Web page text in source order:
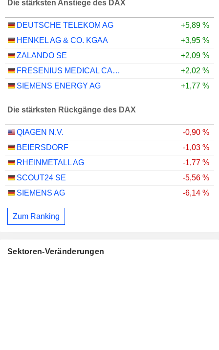
Die stärksten Anstiege des DAX
DEUTSCHE TELEKOM AG
+5,89 %
HENKEL AG & CO. KGAA
+3,95 %
ZALANDO SE
+2,09 %
FRESENIUS MEDICAL CARE AG
+2,02 %
SIEMENS ENERGY AG
+1,77 %
Die stärksten Rückgänge des DAX
QIAGEN N.V.
-0,90 %
BEIERSDORF
-1,03 %
RHEINMETALL AG
-1,77 %
SCOUT24 SE
-5,56 %
SIEMENS AG
-6,14 %
Zum Ranking
Sektoren-Veränderungen